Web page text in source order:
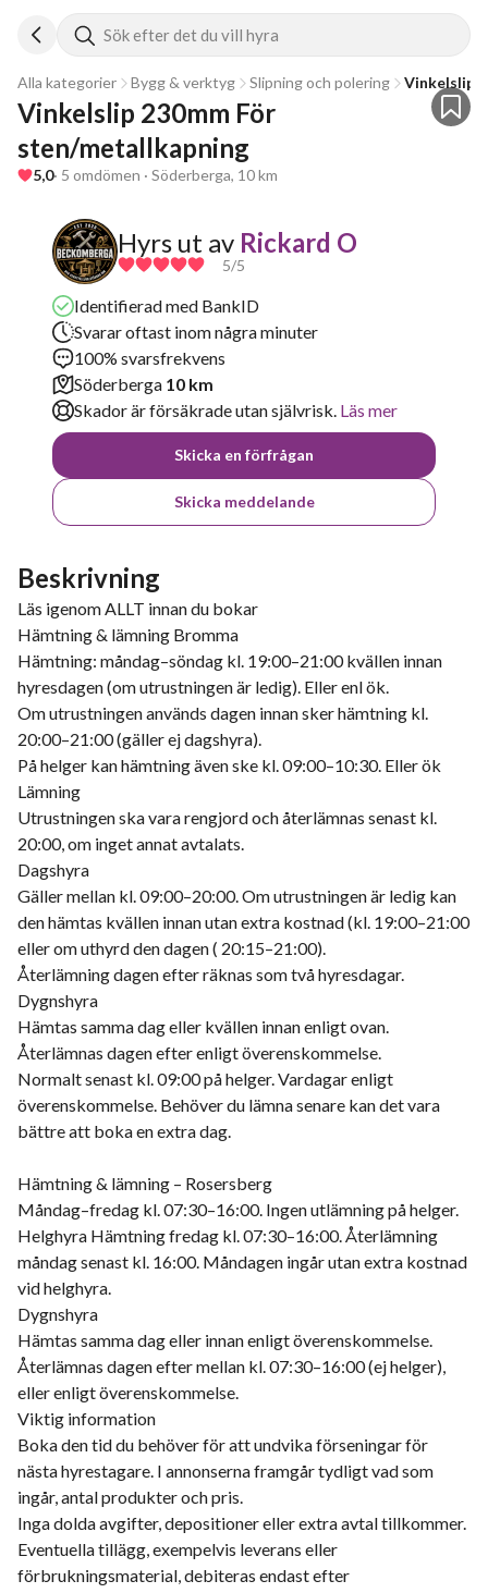
Sök efter det du vill hyra
Alla kategorier Bygg & verktyg Slipning och polering Vinkelslip
Vinkelslip 230mm För
sten/metallkapning
5,0· 5 omdömen · Söderberga, 10 km
Hyrs ut av Rickard O
5/5
Identifierad med BankID
Svarar oftast inom några minuter
100% svarsfrekvens
Söderberga 10 km
Skador är försäkrade utan självrisk. Läs mer
Skicka en förfrågan
Skicka meddelande
Beskrivning
Läs igenom ALLT innan du bokar
Hämtning & lämning Bromma
Hämtning: måndag–söndag kl. 19:00–21:00 kvällen innan
hyresdagen (om utrustningen är ledig). Eller enl ök.
Om utrustningen används dagen innan sker hämtning kl.
20:00–21:00 (gäller ej dagshyra).
På helger kan hämtning även ske kl. 09:00–10:30. Eller ök
Lämning
Utrustningen ska vara rengjord och återlämnas senast kl.
20:00, om inget annat avtalats.
Dagshyra
Gäller mellan kl. 09:00–20:00. Om utrustningen är ledig kan
den hämtas kvällen innan utan extra kostnad (kl. 19:00–21:00
eller om uthyrd den dagen ( 20:15–21:00).
Återlämning dagen efter räknas som två hyresdagar.
Dygnshyra
Hämtas samma dag eller kvällen innan enligt ovan.
Återlämnas dagen efter enligt överenskommelse.
Normalt senast kl. 09:00 på helger. Vardagar enligt
överenskommelse. Behöver du lämna senare kan det vara
bättre att boka en extra dag.
Hämtning & lämning – Rosersberg
Måndag–fredag kl. 07:30–16:00. Ingen utlämning på helger.
Helghyra Hämtning fredag kl. 07:30–16:00. Återlämning
måndag senast kl. 16:00. Måndagen ingår utan extra kostnad
vid helghyra.
Dygnshyra
Hämtas samma dag eller innan enligt överenskommelse.
Återlämnas dagen efter mellan kl. 07:30–16:00 (ej helger),
eller enligt överenskommelse.
Viktig information
Boka den tid du behöver för att undvika förseningar för
nästa hyrestagare. I annonserna framgår tydligt vad som
ingår, antal produkter och pris.
Inga dolda avgifter, depositioner eller extra avtal tillkommer.
Eventuella tillägg, exempelvis leverans eller
förbrukningsmaterial, debiteras endast efter